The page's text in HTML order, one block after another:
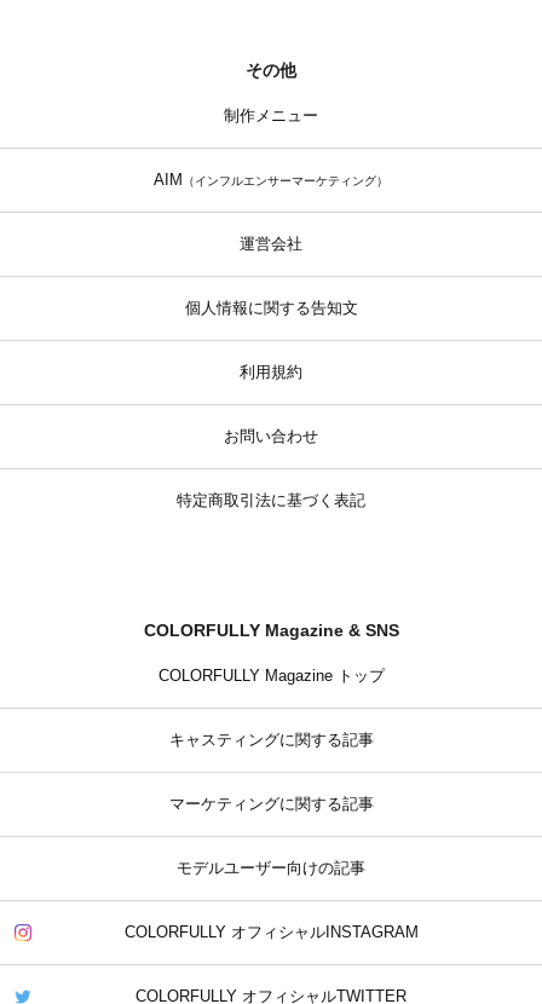
その他
制作メニュー
AIM （インフルエンサーマーケティング）
運営会社
個人情報に関する告知文
利用規約
お問い合わせ
特定商取引法に基づく表記
COLORFULLY Magazine & SNS
COLORFULLY Magazine トップ
キャスティングに関する記事
マーケティングに関する記事
モデルユーザー向けの記事
COLORFULLY オフィシャルINSTAGRAM
COLORFULLY オフィシャルTWITTER